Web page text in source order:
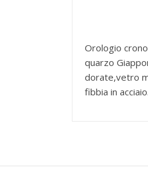
Orologio
quarzo
dorate,vetro
fibbia in